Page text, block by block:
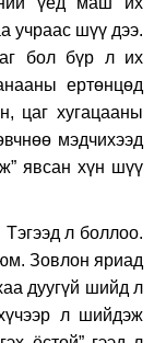
учраас шүү дээ.
бол бүр л их
ертөнцөд
цаг хугацааны
мэдчихээд
явсан хүн шүү
л боллоо.
юм. Зовлон яриад
дуугүй шийд л
л шийдэж